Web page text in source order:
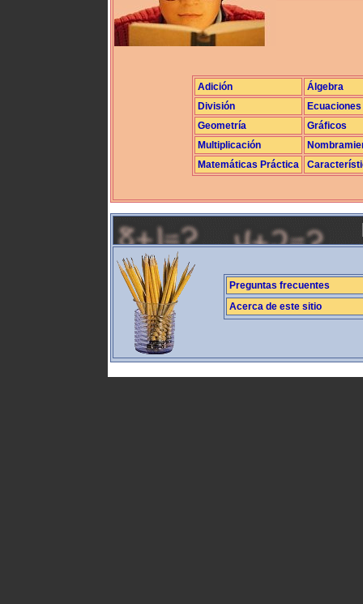
Adición
Álgebra
División
Ecuaciones
Geometría
Gráficos
Multiplicación
Matemáticas Práctica
Preguntas frecuentes
Acerca de este sitio